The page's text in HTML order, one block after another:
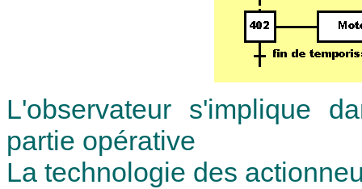
L'observateur s'implique
partie opérative
La technologie des